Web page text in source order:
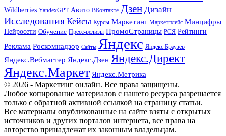
Wildberries YandexGPT Авито ВКонтакте Дзен Дизайн
Исследования Кейсы Курсы Маркетинг Маркетплейс Минцифры
Нейросети Обучение Пресс-релизы ПромоСтраницы РСЯ Рейтинги
Реклама Роскомнадзор Сайты Яндекс Яндекс.Браузер
Яндекс.Вебмастер Яндекс.Дзен Яндекс.Директ
Яндекс.Маркет Яндекс.Метрика
© 2026 - Маркетинг онлайн. Все права защищены.
Любое копирование материалов с нашего ресурса разрешается
только с обратной активной ссылкой на страницу статьи.
Все материалы опубликованные на сайте взяты с открытых
источников и других порталов интернета, все права на
авторство принадлежат их законным владельцам.